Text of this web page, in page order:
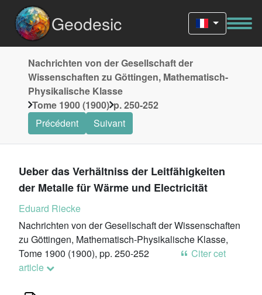
Geodesic
Nachrichten von der Gesellschaft der
Wissenschaften zu Göttingen, Mathematisch-
Physikalische Klasse
Tome 1900 (1900) p. 250-252
Précédent
Suivant
Ueber das Verhältniss der Leitfähigkeiten
der Metalle für Wärme und Electricität
Eduard Riecke
Nachrichten von der Gesellschaft der Wissenschaften
zu Göttingen, Mathematisch-Physikalische Klasse,
Tome 1900 (1900), pp. 250-252
Citer cet
article